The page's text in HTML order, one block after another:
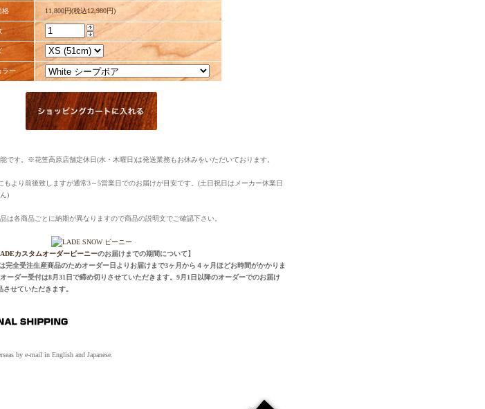
格 11,800円(税込12,980円)
ラー
です。※花笠高原店舗定休日(水・木曜日)は発送業務もお休みをいただいております。
もより前後致しますが通常3～5営業日でのお届けが目安です。(土日祝日はメーカー休業日
)
は各商品ごとに納期が異なりますので商品の説明文でご確認下さい。
カスタムオーダービーニーのお届けまでの期間について】
完全受注生産商品のためオーダー日よりお届けまで3ヶ月から４ヶ月ほどお時間がかかりま
ーダー受付は8月31日で締め切りさせていただきます。9月1日以降のオーダーでのお届け
せていただきます。
by e-mail in English and Japanese.